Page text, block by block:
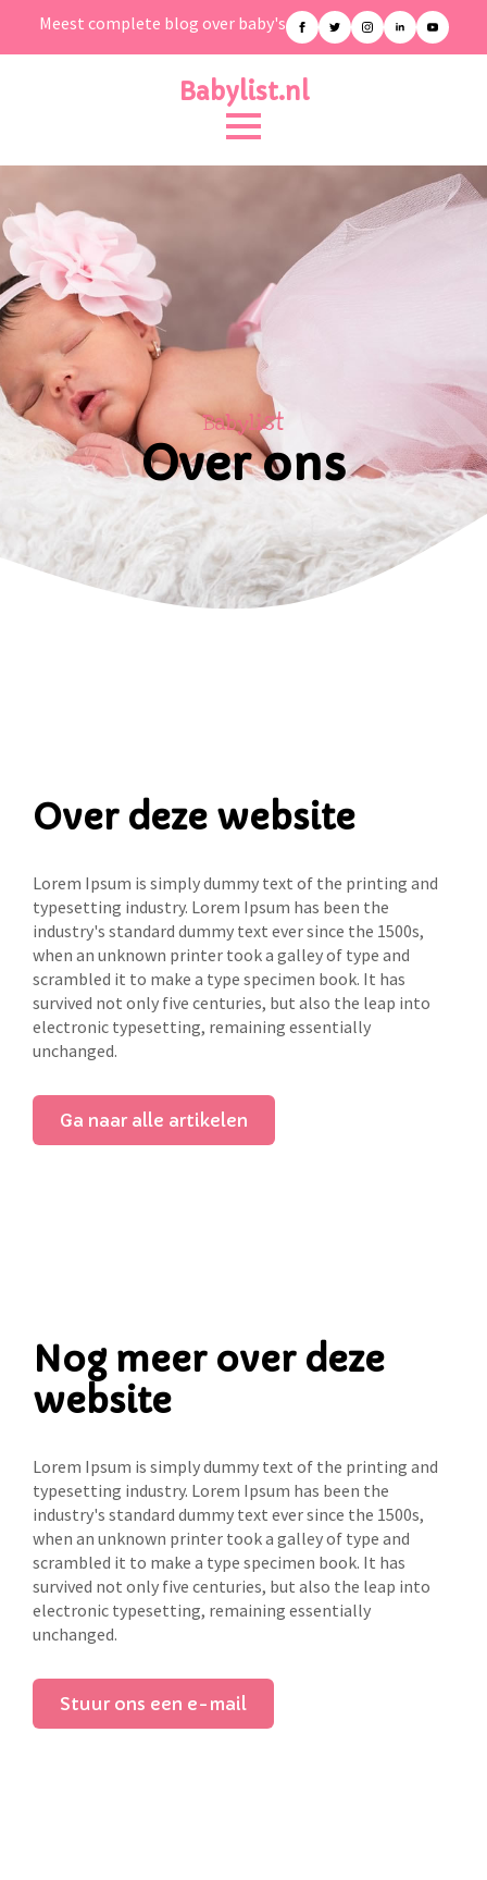
Meest complete blog over baby's
Babylist.nl
Babylist
Over ons
Over deze website
Lorem Ipsum is simply dummy text of the printing and
typesetting industry. Lorem Ipsum has been the
industry's standard dummy text ever since the 1500s,
when an unknown printer took a galley of type and
scrambled it to make a type specimen book. It has
survived not only five centuries, but also the leap into
electronic typesetting, remaining essentially
unchanged.
Ga naar alle artikelen
Nog meer over deze
website
Lorem Ipsum is simply dummy text of the printing and
typesetting industry. Lorem Ipsum has been the
industry's standard dummy text ever since the 1500s,
when an unknown printer took a galley of type and
scrambled it to make a type specimen book. It has
survived not only five centuries, but also the leap into
electronic typesetting, remaining essentially
unchanged.
Stuur ons een e-mail